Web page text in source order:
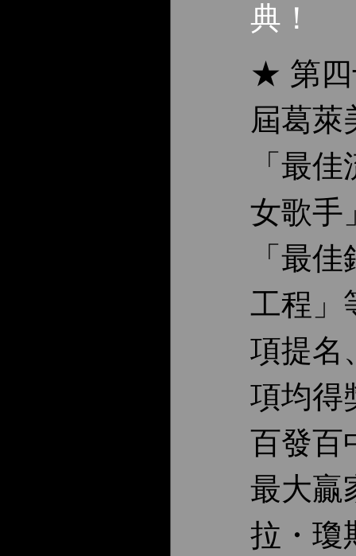
典！
★ 第四
屆葛萊
「最
女歌手
「最
工程」
項提名
項均得
百發百
最大贏
拉・瓊